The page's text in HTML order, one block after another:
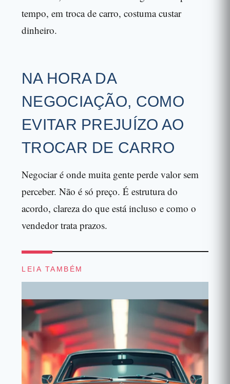
tempo, em troca de carro, costuma custar
dinheiro.
NA HORA DA
NEGOCIAÇÃO, COMO
EVITAR PREJUÍZO AO
TROCAR DE CARRO
Negociar é onde muita gente perde valor sem
perceber. Não é só preço. É estrutura do
acordo, clareza do que está incluso e como o
vendedor trata prazos.
LEIA TAMBÉM